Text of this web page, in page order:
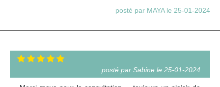
posté par MAYA le 25-01-2024
posté par Sabine le 25-01-2024